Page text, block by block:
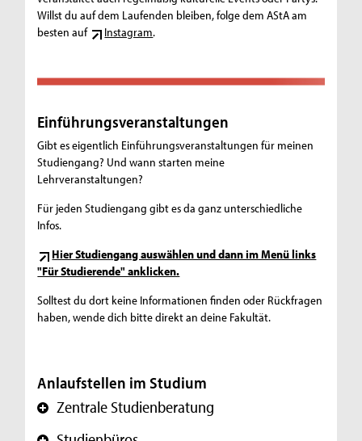
Willst du auf dem Laufenden bleiben, folge dem AStA am
besten auf
Instagram.
Einführungsveranstaltungen
Gibt es eigentlich Einführungsveranstaltungen für meinen
Studiengang? Und wann starten meine
Lehrveranstaltungen?
Für jeden Studiengang gibt es da ganz unterschiedliche
Infos.
Hier Studiengang auswählen und dann im Menü links
"Für Studierende" anklicken.
Solltest du dort keine Informationen finden oder Rückfragen
haben, wende dich bitte direkt an deine Fakultät.
Anlaufstellen im Studium
+ Zentrale Studienberatung